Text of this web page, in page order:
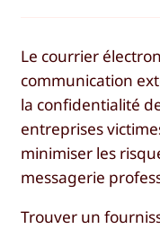
Le courrier
communication
la confidentialité
entreprises
minimiser les
messagerie
Trouver un